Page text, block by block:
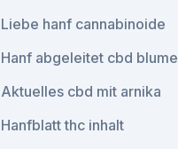
Liebe hanf cannabinoide
Hanf abgeleitet cbd blume
Aktuelles cbd mit arnika
Hanfblatt thc inhalt